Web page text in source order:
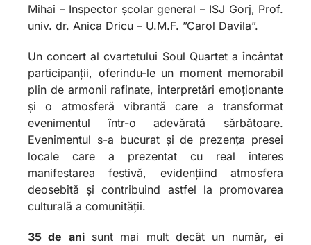
Mihai – Inspector școlar general – ISJ Gorj, Prof.
univ. dr. Anica Dricu – U.M.F. ”Carol Davila”.
Un concert al cvartetului Soul Quartet a încântat
participanții, oferindu-le un moment memorabil
plin de armonii rafinate, interpretări emoționante
și o atmosferă vibrantă care a transformat
evenimentul într-o adevărată sărbătoare.
Evenimentul s-a bucurat și de prezența presei
locale care a prezentat cu real interes
manifestarea festivă, evidențiind atmosfera
deosebită și contribuind astfel la promovarea
culturală a comunității.
35 de anisunt mai mult decât un număr, ei